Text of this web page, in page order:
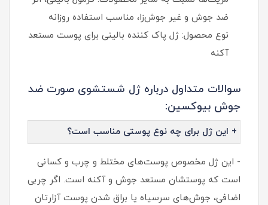
ضد جوش و غیر جوش‌زا، مناسب استفاده روزانه
نوع محصول: ژل پاک‌ کننده بالینی برای پوست مستعد
آکنه
سوالات متداول درباره ژل شستشوی صورت ضد
جوش بیوکسین:
+ این ژل برای چه نوع پوستی مناسب است؟
- این ژل مخصوص پوست‌های مختلط و چرب و کسانی
است که پوستشان مستعد جوش و آکنه است. اگر چربی
اضافی، جوش‌های سرسیاه یا براق شدن پوست آزارتان